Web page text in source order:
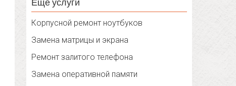
Корпусной ремонт ноутбуков
Замена матрицы и экрана
Ремонт залитого телефона
Замена оперативной памяти